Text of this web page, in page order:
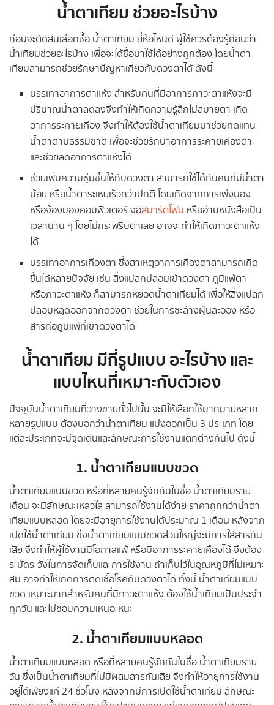
น้ำตาเทียม ช่วยอะไรบ้าง
ก่อนจะตัดสินเลือกซื้อ น้ำตาเทียม ยี่ห้อไหนดี ผู้ใช้ควรต้องรู้ก่อนว่า
น้ำเทียมช่วยอะไรบ้าง เพื่อจะได้ซื้อมาใช้ได้อย่างถูกต้อง โดยน้ำตา
เทียมสามารถช่วยรักษาปัญหาเกี่ยวกับดวงตาได้ ดังนี้
บรรเทาอาการตาแห้ง สำหรับคนที่มีอาการภาวะตาแห้งจะมี
ปริมาณน้ำตาลดลงจึงทำให้เกิดความรู้สึกไม่สบายตา เกิด
อาการระคายเคือง จึงทำให้ต้องใช้น้ำตาเทียมมาช่วยทดแทน
น้ำตาตามธรรมชาติ เพื่อจะช่วยรักษาอาการระคายเคืองตา
และช่วยลดอาการตาแห้งได้
ช่วยเพิ่มความชุ่มชื้นให้กับดวงตา สามารถใช้ได้กับคนที่มีน้ำตา
น้อย หรือน้ำตาระเหยเร็วกว่าปกติ โดยเกิดจากการเพ่งมอง
หรือจ้องมองคอมพิวเตอร์ จอสมาร์ตโฟน หรืออ่านหนังสือเป็น
เวลานาน ๆ โดยไม่กระพริบตาเลย อาจจะทำให้เกิดภาวะตาแห้ง
ได้
บรรเทาอาการเคืองตา ซึ่งสาเหตุอาการเคืองตาสามารถเกิด
ขึ้นได้หลายปัจจัย เช่น สิ่งแปลกปลอมเข้าดวงตา ภูมิแพ้ตา
หรือภาวะตาแห้ง ก็สามารถหยอดน้ำตาเทียมได้ เพื่อให้สิ่งแปลก
ปลอมหลุดออกจากดวงตา ช่วยในการชะล้างฝุ่นละออง หรือ
สารก่อภูมิแพ้ที่เข้าดวงตาได้
น้ำตาเทียม มีกี่รูปแบบ อะไรบ้าง และ
แบบไหนที่เหมาะกับตัวเอง
ปัจจุบันน้ำตาเทียมที่วางขายทั่วไปนั้น จะมีให้เลือกใช้มากมายหลาก
หลายรูปแบบ ต้องบอกว่าน้ำตาเทียม แบ่งออกเป็น 3 ประเภท โดย
แต่ละประเภทจะมีจุดเด่นและลักษณะการใช้งานแตกต่างกันไป ดังนี้
1. น้ำตาเทียมแบบขวด
น้ำตาเทียมแบบขวด หรือที่หลายคนรู้จักกันในชื่อ น้ำตาเทียมราย
เดือน จะมีลักษณะเหลวใส สามารถใช้งานได้ง่าย ราคาถูกกว่าน้ำตา
เทียมแบบหลอด โดยจะมีอายุการใช้งานได้ประมาณ 1 เดือน หลังจาก
เปิดใช้น้ำตาเทียม ซึ่งน้ำตาเทียมแบบขวดส่วนใหญ่จะมีการใส่สารกัน
เสีย จึงทำให้ผู้ใช้งานมีโอกาสแพ้ หรือมีอาการระคายเคืองได้ จึงต้อง
ระมัดระวังในการจัดเก็บและการใช้งาน ถ้าเก็บไว้ในอุณหภูมิที่ไม่เหมาะ
สม อาจทำให้เกิดการติดเชื้อโรคกับดวงตาได้ ทั้งนี้ น้ำตาเทียมแบบ
ขวด เหมาะมากสำหรับคนที่มีภาวะตาแห้ง ต้องใช้น้ำเทียมเป็นประจำ
ทุกวัน และไม่ชอบความเหนอะหนะ
2. น้ำตาเทียมแบบหลอด
น้ำตาเทียมแบบหลอด หรือที่หลายคนรู้จักกันในชื่อ น้ำตาเทียมราย
วัน ซึ่งเป็นน้ำตาเทียมที่ไม่มีผสมสารกันเสีย จึงทำให้อายุการใช้งาน
อยู่ได้เพียงแค่ 24 ชั่วโมง หลังจากมีการเปิดใช้น้ำตาเทียม ลักษณะ